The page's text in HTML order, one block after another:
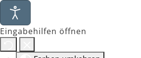
Eingabehilfen öffnen